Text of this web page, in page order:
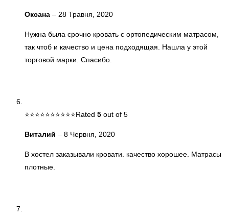
Оксана – 28 Травня, 2020
Нужна была срочно кровать с ортопедическим матрасом,
так чтоб и качество и цена подходящая. Нашла у этой
торговой марки. Спасибо.
Rated 5 out of 5
Виталий – 8 Червня, 2020
В хостел заказывали кровати. качество хорошее. Матрасы
плотные.